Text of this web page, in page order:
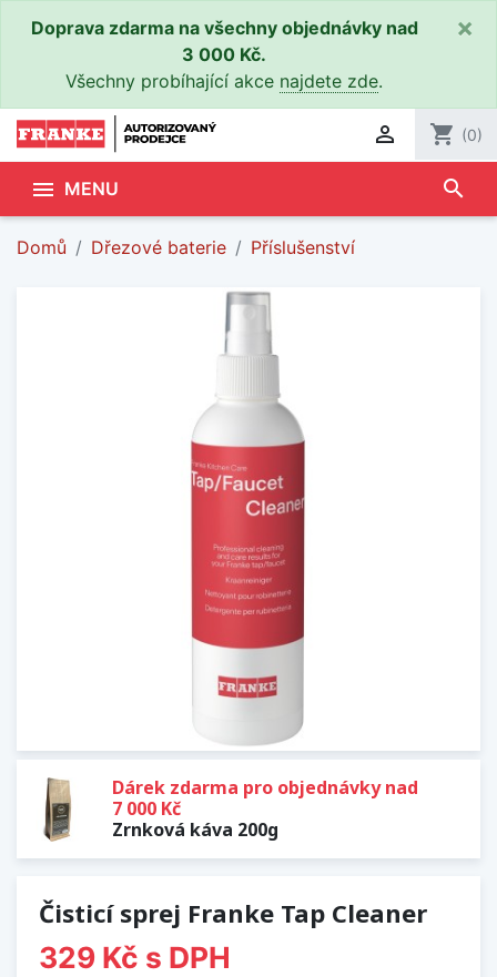
Doprava zdarma na všechny objednávky nad
3 000 Kč.
Všechny probíhající akce najdete zde.
×
 shopping_cart (0)
 MENU search
Domů Dřezové baterie Příslušenství
Dárek zdarma pro objednávky nad
7 000 Kč
Zrnková káva 200g
Čisticí sprej Franke Tap Cleaner
329 Kč s DPH